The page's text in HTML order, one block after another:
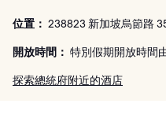
位置： 238823 新加坡烏節路
開放時間： 特別假期開放時間
探索總統府附近的酒店